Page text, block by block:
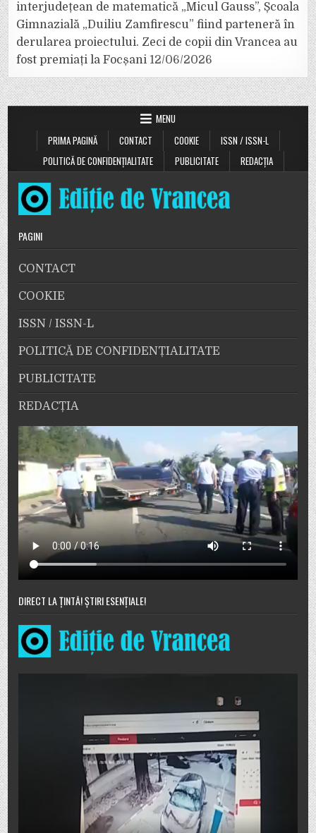
interjudețean de matematică „Micul Gauss”, Școala
Gimnazială „Duiliu Zamfirescu” fiind parteneră în
derularea proiectului. Zeci de copii din Vrancea au
fost premiați la Focșani 12/06/2026
MENU
PRIMA PAGINĂ
CONTACT COOKIE
ISSN / ISSN-L
POLITICĂ DE CONFIDENȚIALITATE
PUBLICITATE REDACȚIA
PAGINI
CONTACT
COOKIE
ISSN / ISSN-L
POLITICĂ DE CONFIDENȚIALITATE
PUBLICITATE
REDACȚIA
DIRECT LA ȚINTĂ! ȘTIRI ESENȚIALE!